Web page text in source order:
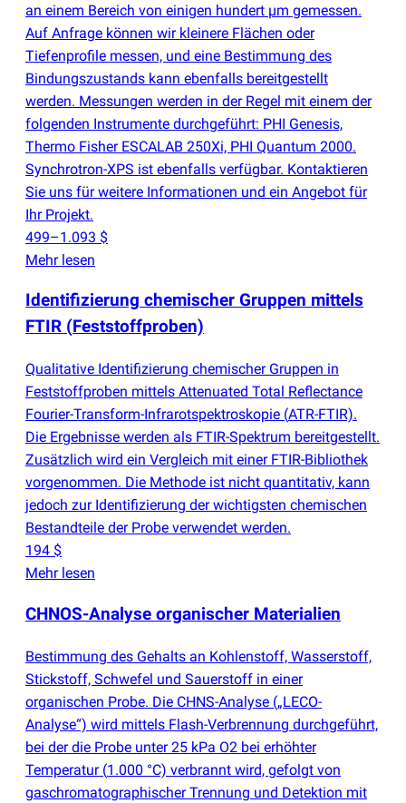
an einem Bereich von einigen hundert µm gemessen.
Auf Anfrage können wir kleinere Flächen oder
Tiefenprofile messen, und eine Bestimmung des
Bindungszustands kann ebenfalls bereitgestellt
werden. Messungen werden in der Regel mit einem der
folgenden Instrumente durchgeführt: PHI Genesis,
Thermo Fisher ESCALAB 250Xi, PHI Quantum 2000.
Synchrotron-XPS ist ebenfalls verfügbar. Kontaktieren
Sie uns für weitere Informationen und ein Angebot für
Ihr Projekt.
499–1.093 $
Mehr lesen
Identifizierung chemischer Gruppen mittels
FTIR (Feststoffproben)
Qualitative Identifizierung chemischer Gruppen in
Feststoffproben mittels Attenuated Total Reflectance
Fourier-Transform-Infrarotspektroskopie (ATR-FTIR).
Die Ergebnisse werden als FTIR-Spektrum bereitgestellt.
Zusätzlich wird ein Vergleich mit einer FTIR-Bibliothek
vorgenommen. Die Methode ist nicht quantitativ, kann
jedoch zur Identifizierung der wichtigsten chemischen
Bestandteile der Probe verwendet werden.
194 $
Mehr lesen
CHNOS-Analyse organischer Materialien
Bestimmung des Gehalts an Kohlenstoff, Wasserstoff,
Stickstoff, Schwefel und Sauerstoff in einer
organischen Probe. Die CHNS-Analyse („LECO-
Analyse“) wird mittels Flash-Verbrennung durchgeführt,
bei der die Probe unter 25 kPa O2 bei erhöhter
Temperatur (1.000 °C) verbrannt wird, gefolgt von
gaschromatographischer Trennung und Detektion mit